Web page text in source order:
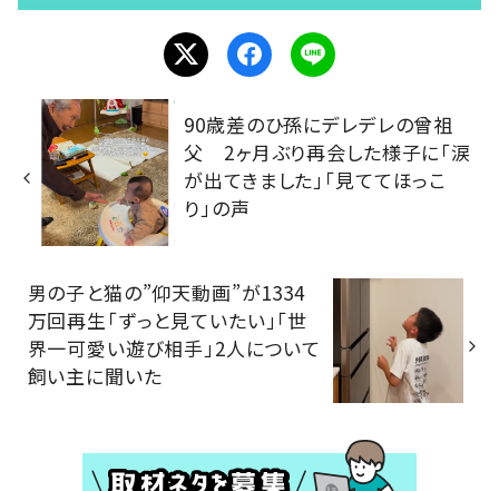
90歳差のひ孫にデレデレの曾祖
父 2ヶ月ぶり再会した様子に「涙
が出てきました」「見ててほっこ
り」の声
男の子と猫の”仰天動画”が1334
万回再生「ずっと見ていたい」「世
界一可愛い遊び相手」2人について
飼い主に聞いた